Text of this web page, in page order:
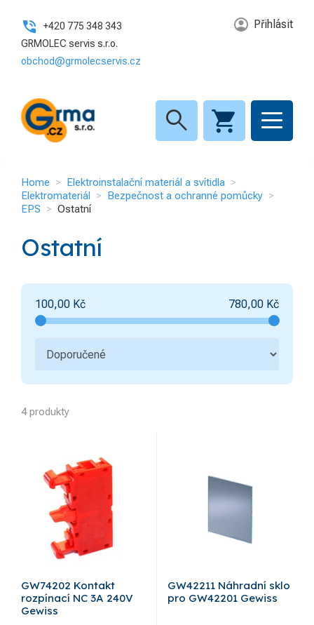
+420 775 348 343
GRMOLEC servis s.r.o.
obchod@grmolecservis.cz
Přihlásit
search
Home
Elektroinstalační materiál a svítidla
Elektromateriál
Bezpečnost a ochranné pomůcky
EPS
Ostatní
Ostatní
100,00 Kč 780,00 Kč
4 produkty
GW74202 Kontakt
rozpínací NC 3A 240V
Gewiss
GW42211 Náhradní sklo
pro GW42201 Gewiss